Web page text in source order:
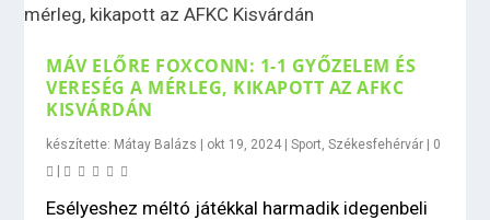
MÁV ELŐRE FOXCONN: 1-1 GYŐZELEM ÉS
VERESÉG A MÉRLEG, KIKAPOTT AZ AFKC
KISVÁRDÁN
készítette: Mátay Balázs | okt 19, 2024 |Sport ,Székesfehérvár | 0
|
Esélyeshez méltó játékkal harmadik idegenbeli